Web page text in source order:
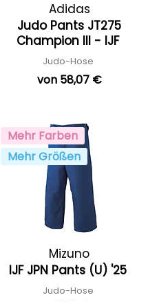
Adidas
Judo Pants JT275
Champion III - IJF
Judo-Hose
von 58,07 €
Mehr Farben
Mehr Größen
Mizuno
IJF JPN Pants (U) '25
Judo-Hose